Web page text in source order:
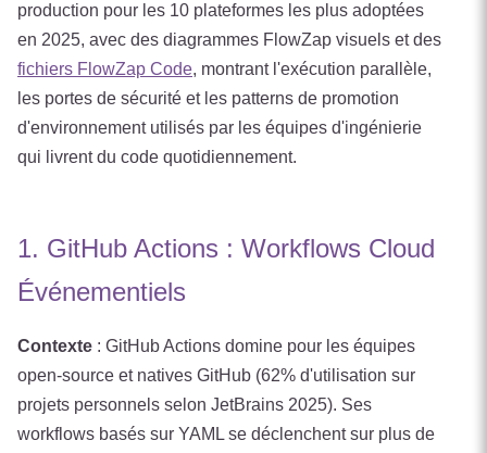
production pour les 10 plateformes les plus adoptées
en 2025, avec des diagrammes FlowZap visuels et des
fichiers FlowZap Code, montrant l'exécution parallèle,
les portes de sécurité et les patterns de promotion
d'environnement utilisés par les équipes d'ingénierie
qui livrent du code quotidiennement.
1. GitHub Actions : Workflows Cloud
Événementiels
Contexte : GitHub Actions domine pour les équipes
open-source et natives GitHub (62% d'utilisation sur
projets personnels selon JetBrains 2025). Ses
workflows basés sur YAML se déclenchent sur plus de